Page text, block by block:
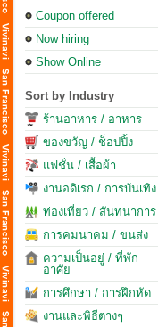
Coupon offered
Now hiring
Show Online
Sort by Industry
ร้านอาหาร / อาหาร
ของขวัญ / ช็อปปิ้ง
แฟชั่น / เสื้อผ้า
งานอดิเรก / การบันเทิง
ท่องเที่ยว / สันทนาการ
การคมนาคม / ขนส่ง
ความเป็นอยู่ / ที่พัก
อาศัย
การศึกษา / การฝึกหัด
งานและพิธีต่างๆ